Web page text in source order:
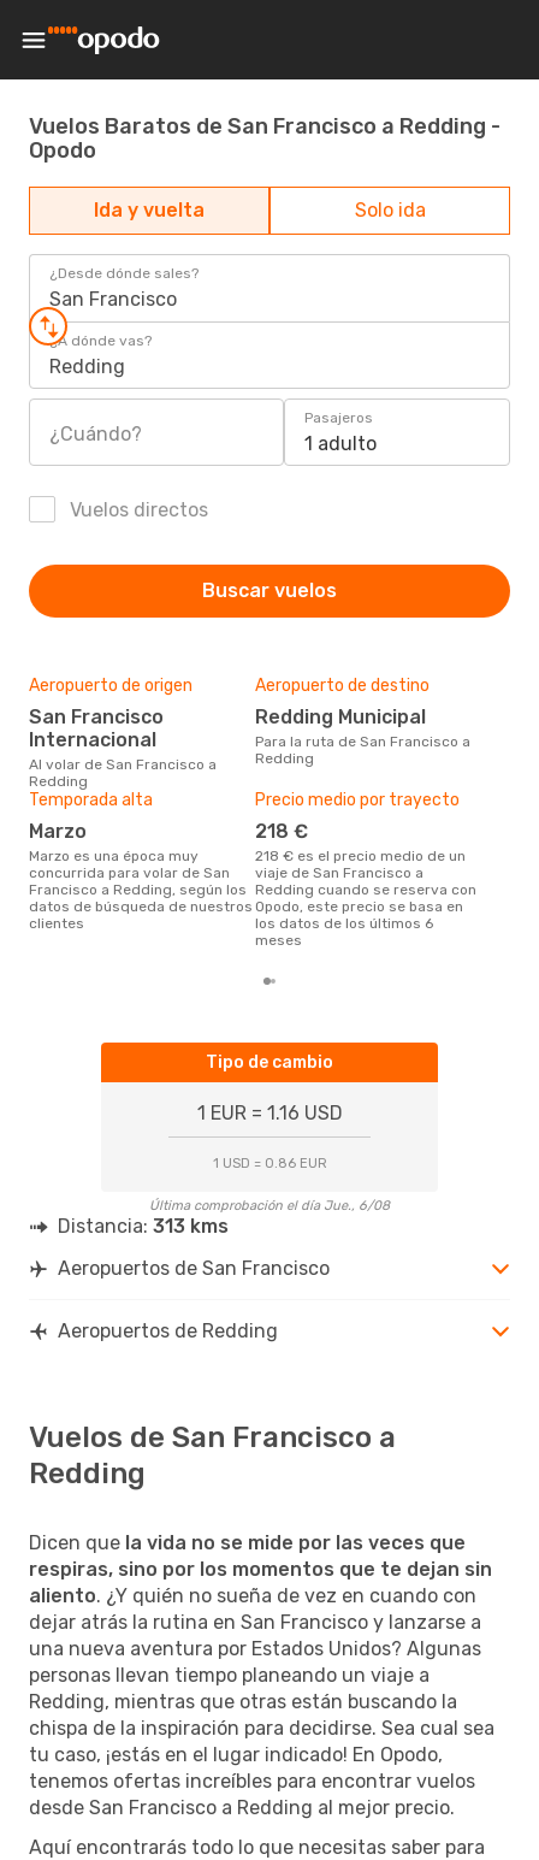
Vuelos Baratos de San Francisco a Redding -
Opodo
Ida y vuelta Solo ida
¿Desde dónde sales?
San Francisco
¿A dónde vas?
Redding
¿Cuándo?
Pasajeros
1 adulto
Vuelos directos
Buscar vuelos
Aeropuerto de origen
San Francisco
Internacional
Al volar de San Francisco a
Redding
Aeropuerto de destino
Redding Municipal
Para la ruta de San Francisco a
Redding
Temporada alta
marzo
marzo es una época muy
concurrida para volar de San
Francisco a Redding, según los
datos de búsqueda de nuestros
clientes
Precio medio por trayecto
218 €
218 € es el precio medio de un
viaje de San Francisco a
Redding cuando se reserva con
Opodo, este precio se basa en
los datos de los últimos 6
meses
Tipo de cambio
1 EUR = 1.16 USD
1 USD = 0.86 EUR
Última comprobación el día Jue., 6/08
Distancia: 313 kms
Aeropuertos de San Francisco
Aeropuertos de Redding
Vuelos de San Francisco a
Redding
Dicen que la vida no se mide por las veces que
respiras, sino por los momentos que te dejan sin
aliento. ¿Y quién no sueña de vez en cuando con
dejar atrás la rutina en San Francisco y lanzarse a
una nueva aventura por Estados Unidos? Algunas
personas llevan tiempo planeando un viaje a
Redding, mientras que otras están buscando la
chispa de la inspiración para decidirse. Sea cual sea
tu caso, ¡estás en el lugar indicado! En Opodo,
tenemos ofertas increíbles para encontrar vuelos
desde San Francisco a Redding al mejor precio.
Aquí encontrarás todo lo que necesitas saber para